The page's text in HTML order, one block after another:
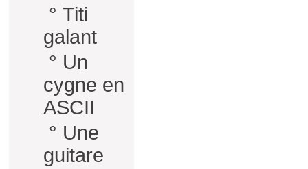
° Titi
galant
° Un
cygne en
ASCII
° Une
guitare